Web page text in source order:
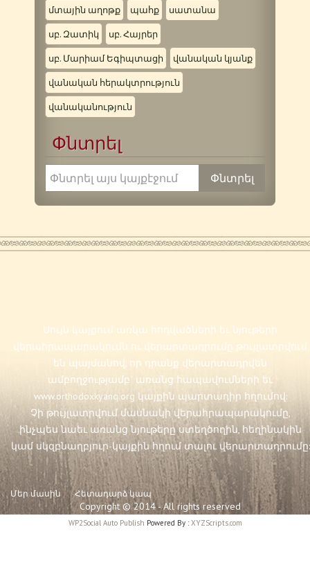
մտային աղոթք պահք սատանա
սբ. Զատիկ սբ. Հայրեր
սբ. Մարիամ Եգիպտացի վանական կյանք
վանական հերակտրություն
վանականություն
Փնտրել
Սույն կայքում առկա հոդվածների եւ նյութերի
վերահրապարակումն ու վերարտադրումը թույլատրվում
են պայմանով, որ դրանք վերարտադրվեն
ամբողջությամբ` առանց հապավումների եւ
www.orthodoxkyanq.org կայքին պարտադիր հղումով:
Չի թույլատրվում մասնակի վերահրապարակումը,
ինչպես նաեւ առանց նյութերը ստեղծողին, հեղինակին
կամ սկզբնաղբյուր-կայքին հղում տալու վերարտադրումը:
Մեր մասին Հետադարձ կապ
Copyright © 2014 - All rights reserved
WP2Social Auto Publish Powered By :XYZScripts.com